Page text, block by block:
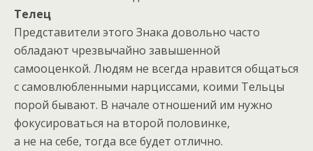
Телец
Представители этого Знака довольно часто
обладают чрезвычайно завышенной
самооценкой. Людям не всегда нравится общаться
с самовлюбленными нарциссами, коими Тельцы
порой бывают. В начале отношений им нужно
фокусироваться на второй половинке,
а не на себе, тогда все будет отлично.